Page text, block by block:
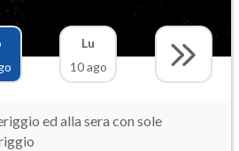
Lu
10 ago
ed alla sera con sole